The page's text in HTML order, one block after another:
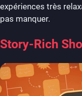
expériences très
pas manquer.
Story-Rich